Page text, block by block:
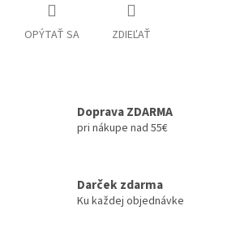
OPÝTAŤ SA ZDIEĽAŤ
Doprava ZDARMA
pri nákupe nad 55€
Darček zdarma
Ku každej objednávke